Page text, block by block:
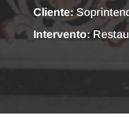
Cliente:
Intervento: